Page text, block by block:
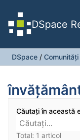
DSpace
DSpace / Comunități
Căutați în această
Total: 1 articol